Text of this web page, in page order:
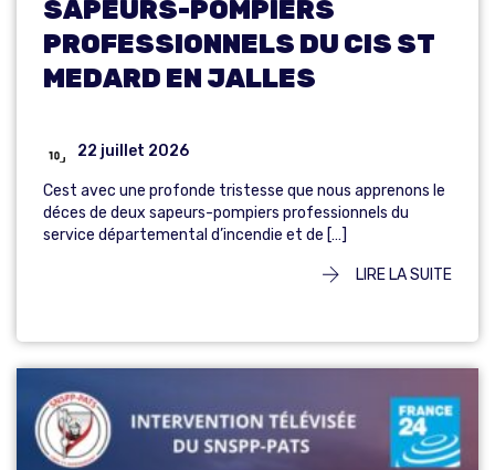
SAPEURS-POMPIERS
PROFESSIONNELS DU CIS ST
MEDARD EN JALLES
22 juillet 2026
Cest avec une profonde tristesse que nous apprenons le
déces de deux sapeurs-pompiers professionnels du
service départemental d’incendie et de […]
LIRE LA SUITE